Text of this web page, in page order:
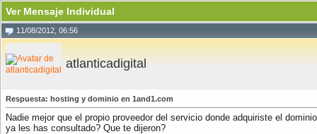
Ver Mensaje Individual
11/08/2012, 06:56
atlanticadigital
Respuesta: hosting y dominio en 1and1.com
Nadie mejor que el propio proveedor del servicio donde adquiriste el
ya les has consultado? Que te dijeron?